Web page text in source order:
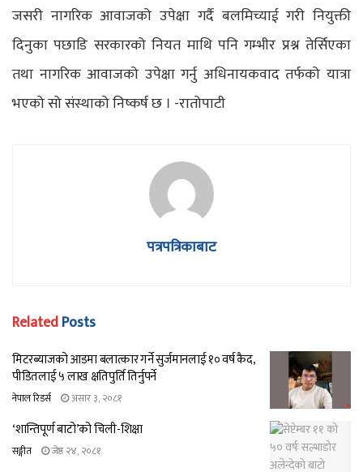
जसरी नागरिक आवाजको उपेक्षा गर्दै बलमिच्याई गरी नियुक्ती
दिनुका पछाडि सरकारको नियत माथि पनि गम्भीर प्रश्न तेर्सिएका
तथा नागरिक आवाजको उपेक्षा गर्नु अधिनायकवाद तर्फको यात्रा
भएको सो संस्थाको निष्कर्ष छ । -रातोपाटी
पत्रपत्रिकाबाट
RelatedPosts
मिटरब्याजको आडमा बलात्कार गर्ने सुर्जमानलाई १० वर्ष कैद,
पीडितलाई ५ लाख क्षतिपुर्ति तिर्नुपर्ने
नेपाल रिडर्स असार ३, २०८१
‘शान्तिपूर्ण बाटो’को चिली-शिक्षा
सङ्गीत जेष्ठ २४, २०८१